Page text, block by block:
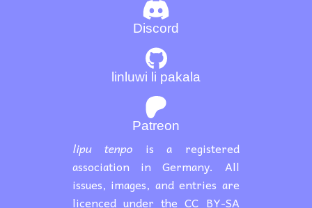
Discord
Patreon
linluwi li pakala
lipu tenpo is a registered
association in Germany. All
issues, images, and entries are
licenced under the CC BY-SA